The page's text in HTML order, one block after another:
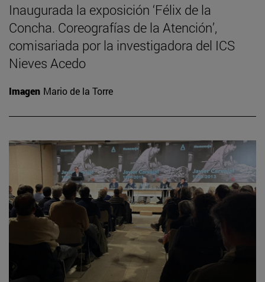
Inaugurada la exposición ‘Félix de la
Concha. Coreografías de la Atención’,
comisariada por la investigadora del ICS
Nieves Acedo
Imagen Mario de la Torre